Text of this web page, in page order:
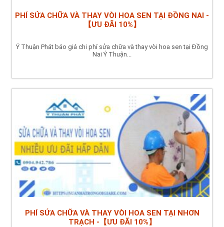
PHÍ SỬA CHỮA VÀ THAY VÒI HOA SEN TẠI ĐỒNG NAI -
【ƯU ĐÃI 10%】
Ý Thuận Phát báo giá chi phí sửa chữa và thay vòi hoa sen tại Đồng
Nai Ý Thuận...
PHÍ SỬA CHỮA VÀ THAY VÒI HOA SEN TẠI NHƠN
TRẠCH -【ƯU ĐÃI 10%】